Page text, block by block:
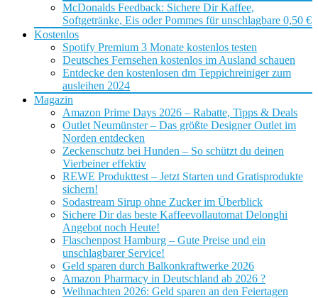
McDonalds Feedback: Sichere Dir Kaffee,
Softgetränke, Eis oder Pommes für unschlagbare 0,50 €
Kostenlos
Spotify Premium 3 Monate kostenlos testen
Deutsches Fernsehen kostenlos im Ausland schauen
Entdecke den kostenlosen dm Teppichreiniger zum
ausleihen 2024
Magazin
Amazon Prime Days 2026 – Rabatte, Tipps & Deals
Outlet Neumünster – Das größte Designer Outlet im
Norden entdecken
Zeckenschutz bei Hunden – So schützt du deinen
Vierbeiner effektiv
REWE Produkttest – Jetzt Starten und Gratisprodukte
sichern!
Sodastream Sirup ohne Zucker im Überblick
Sichere Dir das beste Kaffeevollautomat Delonghi
Angebot noch Heute!
Flaschenpost Hamburg – Gute Preise und ein
unschlagbarer Service!
Geld sparen durch Balkonkraftwerke 2026
Amazon Pharmacy in Deutschland ab 2026 ?
Weihnachten 2026: Geld sparen an den Feiertagen